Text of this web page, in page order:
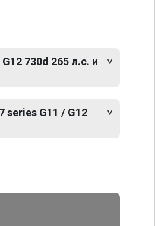
730d 265 л.с. и
series G11 / G12